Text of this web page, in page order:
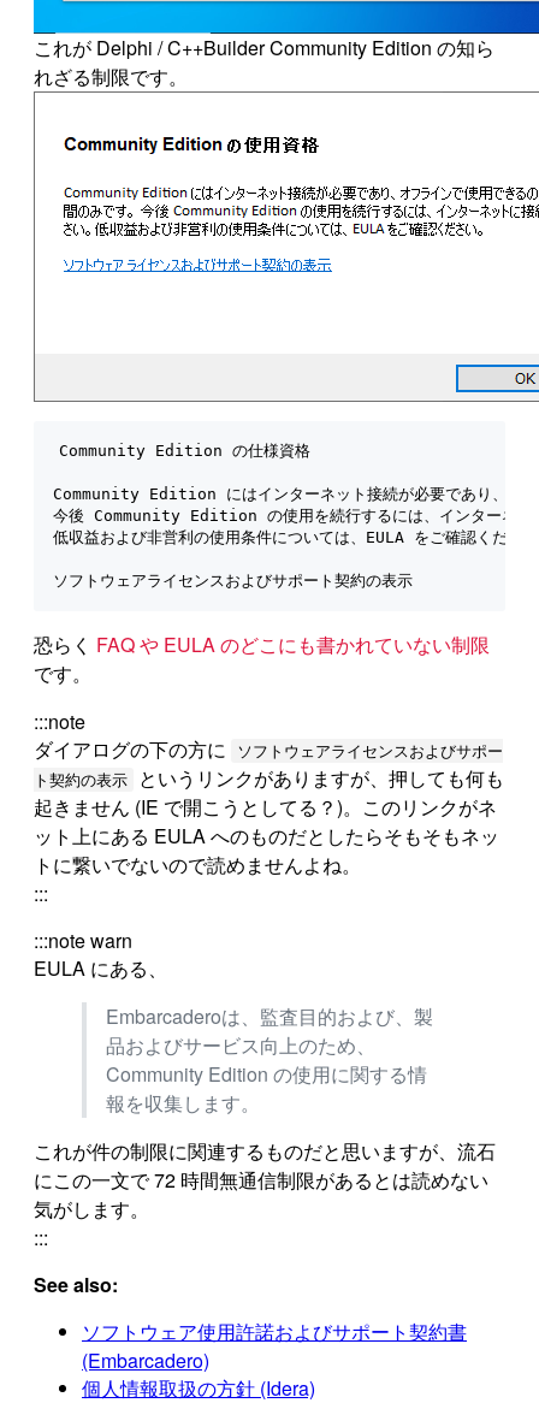
これが Delphi / C++Builder Community Edition の知ら
れざる制限です。
Community Edition の仕様資格
Community Edition にはインターネット接続が必要であり、オ
今後 Community Edition の使用を続行するには、インターネッ
低収益および非営利の使用条件については、EULA をご確認くださ
ソフトウェアライセンスおよびサポート契約の表示
恐らく FAQ や EULA のどこにも書かれていない制限
です。
:::note
ダイアログの下の方に
ソフトウェアライセンスおよびサポー
ト契約の表示
というリンクがありますが、押しても何も
起きません (IE で開こうとしてる？)。このリンクがネ
ット上にある EULA へのものだとしたらそもそもネッ
トに繋いでないので読めませんよね。
:::
:::note warn
EULA にある、
Embarcaderoは、監査目的および、製
品およびサービス向上のため、
Community Edition の使用に関する情
報を収集します。
これが件の制限に関連するものだと思いますが、流石
にこの一文で 72 時間無通信制限があるとは読めない
気がします。
:::
See also:
ソフトウェア使用許諾およびサポート契約書
(Embarcadero)
個人情報取扱の方針 (Idera)